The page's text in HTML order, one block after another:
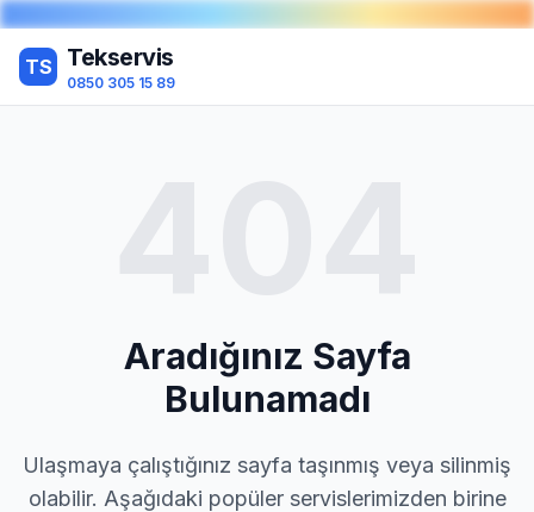
TS Tekservis
0850 305 15 89
Aradığınız Sayfa
Bulunamadı
Ulaşmaya çalıştığınız sayfa taşınmış veya silinmiş
olabilir. Aşağıdaki popüler servislerimizden birine